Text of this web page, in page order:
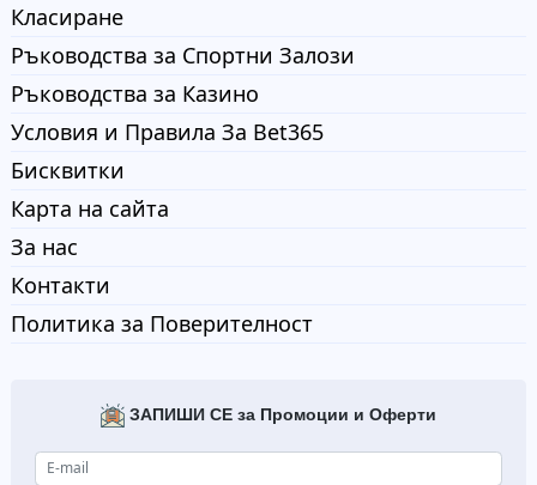
Класиране
Ръководства за Спортни Залози
Ръководства за Казино
Условия и Правила За Bet365
Бисквитки
Карта на сайта
За нас
Контакти
Политика за Поверителност
ЗАПИШИ СЕ за Промоции и Оферти